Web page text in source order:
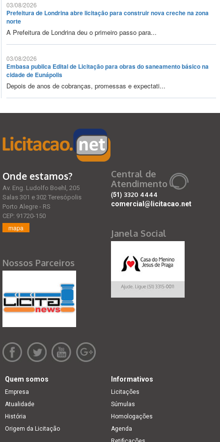
03/08/2026
Prefeitura de Londrina abre licitação para construir nova creche na zona
norte
A Prefeitura de Londrina deu o primeiro passo para...
03/08/2026
Embasa publica Edital de Licitação para obras do saneamento básico na
cidade de Eunápolis
Depois de anos de cobranças, promessas e expectati...
Onde estamos?
Av. Eng. Ludolfo Boehl, 205
Salas 301 e 302 Teresópolis
Porto Alegre - RS
CEP: 91720-150
mapa
Nossos Parceiros
Central de
Atendimento
(51) 3320 4444
comercial@licitacao.net
Janela Social
Quem somos
Empresa
Atualidade
História
Origem da Licitação
Informativos
Licitações
Súmulas
Homologações
Agenda